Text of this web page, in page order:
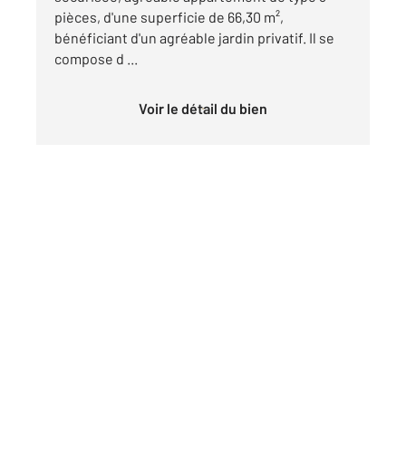
pièces, d'une superficie de 66,30 m²,
bénéficiant d'un agréable jardin privatif. Il se
compose d ...
Voir le détail du bien